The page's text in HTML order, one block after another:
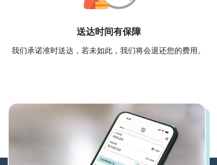
送达时间有保障
我们承诺准时送达，若未如此，我们将会退还您的费用。